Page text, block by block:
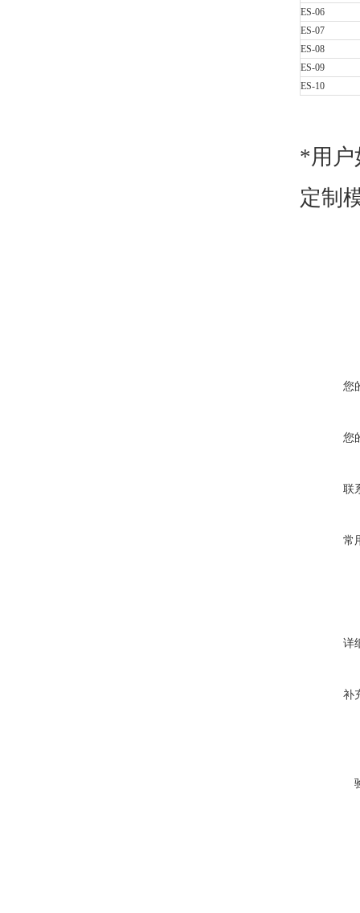
ES-06
ES-07
ES-08
ES-09
ES-10
*用
定制
您
您
联
常
详
补